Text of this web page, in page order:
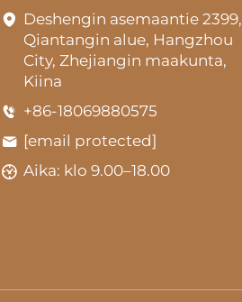
Deshengin asemaantie 2399,
Qiantangin alue, Hangzhou
City, Zhejiangin maakunta,
Kiina
+86-18069880575
[email protected]
Aika: klo 9.00–18.00